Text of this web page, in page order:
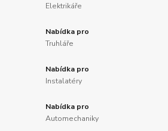
Elektrikáře
Nabídka pro
Truhláře
Nabídka pro
Instalatéry
Nabídka pro
Automechaniky